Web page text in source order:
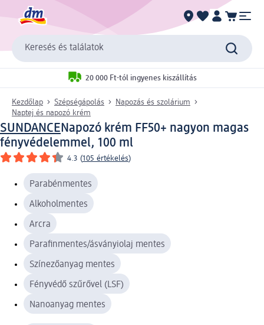
Keresés és találatok
20 000 Ft-tól ingyenes kiszállítás
Kezdőlap Szépségápolás
Napozás és szolárium
Naptej és napozó krém
SUNDANCENapozó krém FF50+ nagyon magas
fényvédelemmel, 100 ml
4.3 (105 értékelés)
Parabénmentes
Alkoholmentes
Arcra
Parafinmentes/ásványiolaj mentes
Színezőanyag mentes
Fényvédő szűrővel (LSF)
Nanoanyag mentes